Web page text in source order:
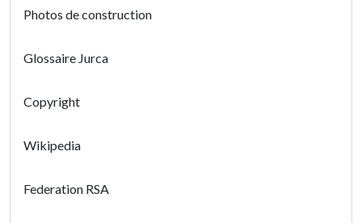
Photos de construction
Glossaire Jurca
Copyright
Wikipedia
Federation RSA